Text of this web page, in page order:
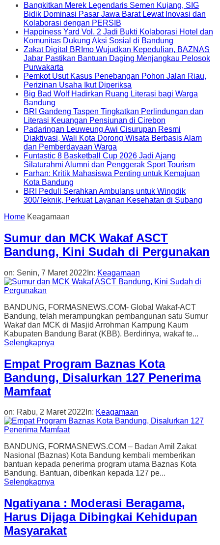
Bangkitkan Merek Legendaris Semen Kujang, SIG
Bidik Dominasi Pasar Jawa Barat Lewat Inovasi dan
Kolaborasi dengan PERSIB
Happiness Yard Vol. 2 Jadi Bukti Kolaborasi Hotel dan
Komunitas Dukung Aksi Sosial di Bandung
Zakat Digital BRImo Wujudkan Kepedulian, BAZNAS
Jabar Pastikan Bantuan Daging Menjangkau Pelosok
Purwakarta
Pemkot Usut Kasus Penebangan Pohon Jalan Riau,
Perizinan Usaha Ikut Diperiksa
Big Bad Wolf Hadirkan Ruang Literasi bagi Warga
Bandung
BRI Gandeng Taspen Tingkatkan Perlindungan dan
Literasi Keuangan Pensiunan di Cirebon
Padaringan Leuweung Awi Cisurupan Resmi
Diaktivasi, Wali Kota Dorong Wisata Berbasis Alam
dan Pemberdayaan Warga
Funtastic 8 Basketball Cup 2026 Jadi Ajang
Silaturahmi Alumni dan Penggerak Sport Tourism
Farhan: Kritik Mahasiswa Penting untuk Kemajuan
Kota Bandung
BRI Peduli Serahkan Ambulans untuk Wingdik
300/Teknik, Perkuat Layanan Kesehatan di Subang
Home Keagamaan
Sumur dan MCK Wakaf ASCT
Bandung, Kini Sudah di Pergunakan
on: Senin, 7 Maret 2022 In: Keagamaan
BANDUNG, FORMASNEWS.COM- Global Wakaf-ACT
Bandung, telah merampungkan pembangunan satu Sumur
Wakaf dan MCK di Masjid Arrohman Kampung Kaum
Kabupaten Bandung Barat (KBB). Berdirinya, wakaf te...
Selengkapnya
Empat Program Baznas Kota
Bandung, Disalurkan 127 Penerima
Mamfaat
on: Rabu, 2 Maret 2022 In: Keagamaan
BANDUNG, FORMASNEWS.COM – Badan Amil Zakat
Nasional (Baznas) Kota Bandung kembali memberikan
bantuan kepada penerima program utama Baznas Kota
Bandung. Bantuan, diberikan kepada 127 pe...
Selengkapnya
Ngatiyana : Moderasi Beragama,
Harus Dijaga Dibingkai Kehidupan
Masyarakat